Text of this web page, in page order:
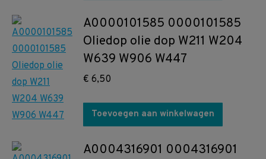
A0000101585 0000101585
Oliedop olie dop W211 W204
W639 W906 W447
€ 6,50
Toevoegen aan winkelwagen
A0004316901 0004316901